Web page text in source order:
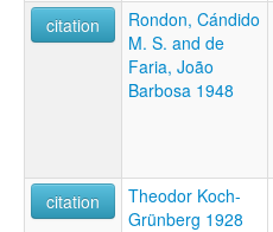
citation
Rondon, Cándido
M. S. and de
Faria, João
Barbosa 1948
citation
Theodor Koch-
Grünberg 1928